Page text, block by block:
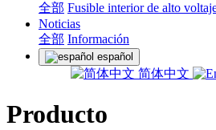
全部 Fusible interior de alto
Noticias
全部 Información
español
简体中文
Producto